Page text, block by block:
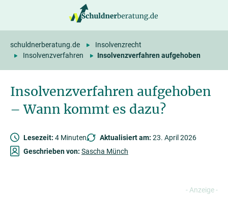
Insolvenzverfahren aufgehoben
– Wann kommt es dazu?
schuldnerberatung.de
Insolvenzrecht
Insolvenzverfahren
Insolvenzverfahren aufgehoben
Lesezeit: 4 Minuten Aktualisiert am: 23. April 2026
Geschrieben von: Sascha Münch